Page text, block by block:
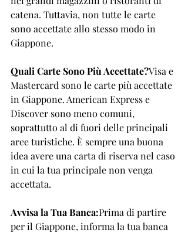
catena. Tuttavia, non tutte le carte
sono accettate allo stesso modo in
Giappone.
Quali Carte Sono Più Accettate?Visa e
Mastercard sono le carte più accettate
in Giappone. American Express e
Discover sono meno comuni,
soprattutto al di fuori delle principali
aree turistiche. È sempre una buona
idea avere una carta di riserva nel caso
in cui la tua principale non venga
accettata.
Avvisa la Tua Banca:Prima di partire
per il Giappone, informa la tua banca